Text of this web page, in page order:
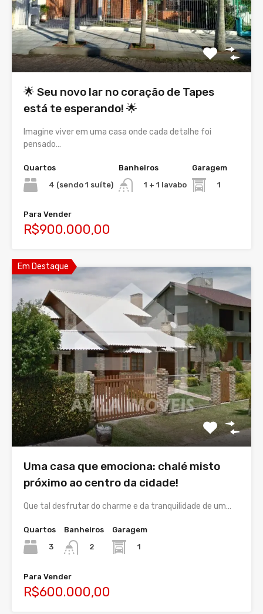
🌟 Seu novo lar no coração de Tapes
está te esperando! 🌟
Imagine viver em uma casa onde cada detalhe foi
pensado…
Quartos
4 (sendo 1 suíte)
Banheiros
1 + 1 lavabo
Garagem
1
Para Vender
R$900.000,00
Em Destaque
Uma casa que emociona: chalé misto
próximo ao centro da cidade!
Que tal desfrutar do charme e da tranquilidade de um…
Quartos
3
Banheiros
2
Garagem
1
Para Vender
R$600.000,00